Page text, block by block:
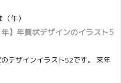
（午）
年】年賀状デザインのイラスト5
デザインイラスト52です。 来年